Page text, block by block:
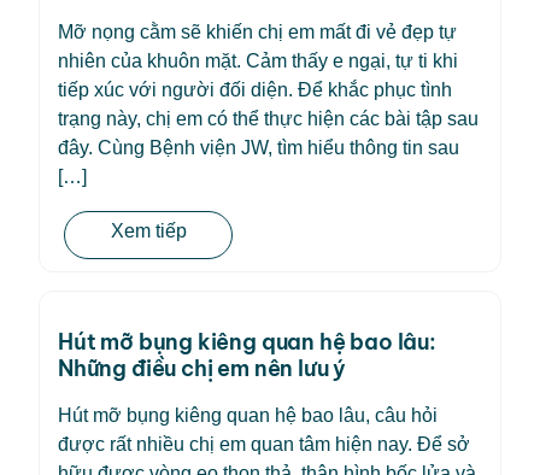
Mỡ nọng cằm sẽ khiến chị em mất đi vẻ đẹp tự
nhiên của khuôn mặt. Cảm thấy e ngại, tự ti khi
tiếp xúc với người đối diện. Để khắc phục tình
trạng này, chị em có thể thực hiện các bài tập sau
đây. Cùng Bệnh viện JW, tìm hiểu thông tin sau
[…]
Xem tiếp
Hút mỡ bụng kiêng quan hệ bao lâu:
Những điều chị em nên lưu ý
Hút mỡ bụng kiêng quan hệ bao lâu, câu hỏi
được rất nhiều chị em quan tâm hiện nay. Để sở